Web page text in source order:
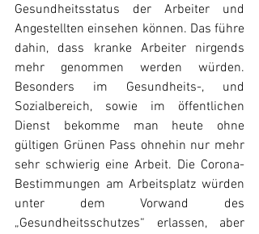
Gesundheitsstatus der Arbeiter und
Angestellten einsehen können. Das führe
dahin, dass kranke Arbeiter nirgends
mehr genommen werden würden.
Besonders im Gesundheits-, und
Sozialbereich, sowie im öffentlichen
Dienst bekomme man heute ohne
gültigen Grünen Pass ohnehin nur mehr
sehr schwierig eine Arbeit. Die Corona-
Bestimmungen am Arbeitsplatz würden
unter dem Vorwand des
„Gesundheitsschutzes“ erlassen, aber